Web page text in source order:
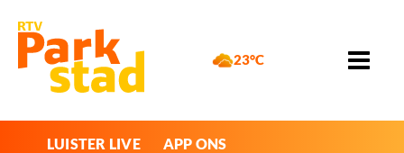
23°C
LUISTER LIVE APP ONS